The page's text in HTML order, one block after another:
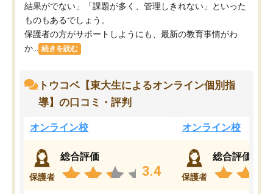
結果がでない」「課題が多く、管理しきれない」といった
ものもあるでしょう。
保護者の方がサポートしようにも、最新の教育事情がわ
か...
続きを読む
トウコベ【東大生によるオンライン個別指
導】の口コミ・評判
オンライン校
保護者
総合評価
3.4
オンライン校
保護者
総合評価